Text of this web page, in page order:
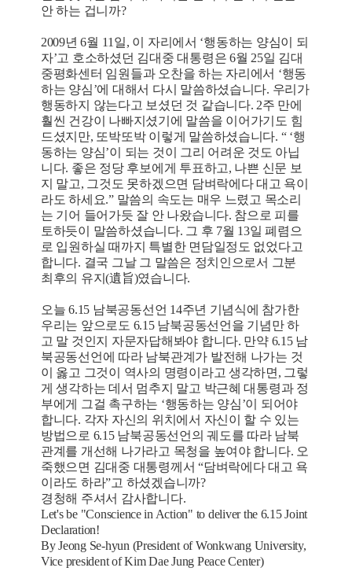
안 하는 겁니까?
2009년 6월 11일, 이 자리에서 ‘행동하는 양심이 되
자’고 호소하셨던 김대중 대통령은 6월 25일 김대
중평화센터 임원들과 오찬을 하는 자리에서 ‘행동
하는 양심’에 대해서 다시 말씀하셨습니다. 우리가
행동하지 않는다고 보셨던 것 같습니다. 2주 만에
훨씬 건강이 나빠지셨기에 말씀을 이어가기도 힘
드셨지만, 또박또박 이렇게 말씀하셨습니다. “ ‘행
동하는 양심’이 되는 것이 그리 어려운 것도 아닙
니다. 좋은 정당 후보에게 투표하고, 나쁜 신문 보
지 말고, 그것도 못하겠으면 담벼락에다 대고 욕이
라도 하세요.” 말씀의 속도는 매우 느렸고 목소리
는 기어 들어가듯 잘 안 나왔습니다. 참으로 피를
토하듯이 말씀하셨습니다. 그 후 7월 13일 폐렴으
로 입원하실 때까지 특별한 면담일정도 없었다고
합니다. 결국 그날 그 말씀은 정치인으로서 그분
최후의 유지(遺旨)였습니다.
오늘 6.15 남북공동선언 14주년 기념식에 참가한
우리는 앞으로도 6.15 남북공동선언을 기념만 하
고 말 것인지 자문자답해봐야 합니다. 만약 6.15 남
북공동선언에 따라 남북관계가 발전해 나가는 것
이 옳고 그것이 역사의 명령이라고 생각하면, 그렇
게 생각하는 데서 멈추지 말고 박근혜 대통령과 정
부에게 그걸 촉구하는 ‘행동하는 양심’이 되어야
합니다. 각자 자신의 위치에서 자신이 할 수 있는
방법으로 6.15 남북공동선언의 궤도를 따라 남북
관계를 개선해 나가라고 목청을 높여야 합니다. 오
죽했으면 김대중 대통령께서 “담벼락에다 대고 욕
이라도 하라”고 하셨겠습니까?
경청해 주셔서 감사합니다.
Let's be "Conscience in Action" to deliver the 6.15 Joint
Declaration!
By Jeong Se-hyun (President of Wonkwang University,
Vice president of Kim Dae Jung Peace Center)